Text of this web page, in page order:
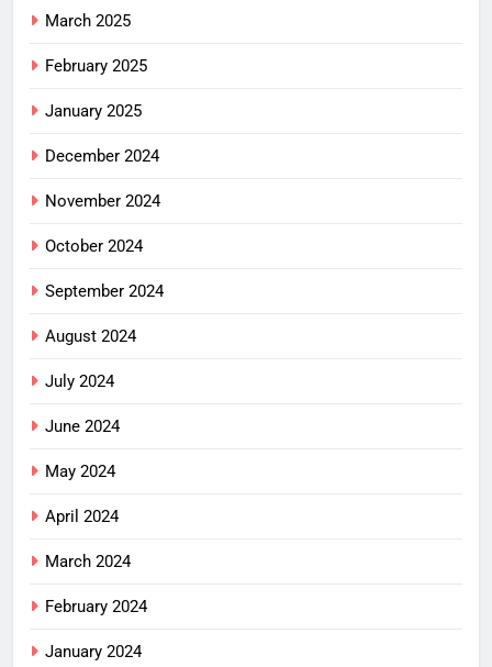
March 2025
February 2025
January 2025
December 2024
November 2024
October 2024
September 2024
August 2024
July 2024
June 2024
May 2024
April 2024
March 2024
February 2024
January 2024